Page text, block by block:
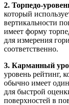
2. Торпедо-
который
вертикальности
имеет форму
для измерения
соответственно.
3. Карманный
уровень рейтинг,
обычно имеет
для быстрой
поверхностей в